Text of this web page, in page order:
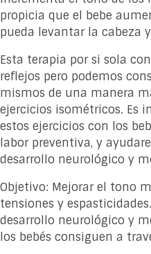
propicia que el bebe
pueda levantar la cabeza
Esta terapia por si sola
reflejos pero podemos
mismos de una manera
ejercicios isométricos. Es
estos ejercicios con los
labor preventiva, y
desarrollo neurológico y
Objetivo: Mejorar el tono
tensiones y
desarrollo neurológico y
los bebés consiguen a